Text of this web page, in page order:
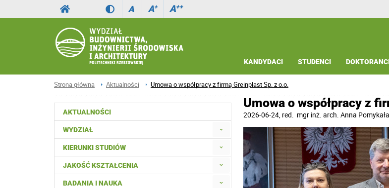
A A+ A++
KANDYDACI STUDENCI
Strona główna Aktualności Umowa o współpracy z firmą Greinplast Sp. z o.o.
AKTUALNOŚCI
WYDZIAŁ
KIERUNKI STUDIÓW
JAKOŚĆ KSZTAŁCENIA
BADANIA I NAUKA
Umowa o współpracy z
2026-06-24, red. mgr inż. arch. Anna